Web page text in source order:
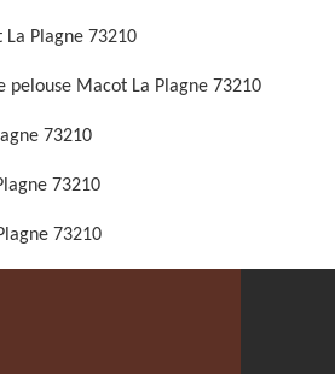
Plagne 73210
pelouse Macot La Plagne 73210
73210
73210
73210